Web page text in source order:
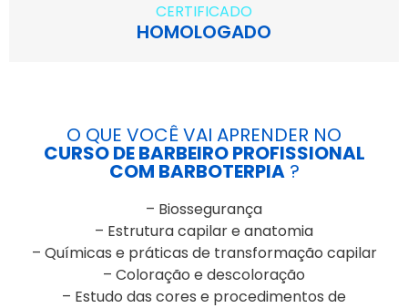
CERTIFICADO
HOMOLOGADO
O QUE VOCÊ VAI APRENDER NO
CURSO DE BARBEIRO PROFISSIONAL
COM BARBOTERPIA?
– Biossegurança
– Estrutura capilar e anatomia
– Químicas e práticas de transformação capilar
– Coloração e descoloração
– Estudo das cores e procedimentos de